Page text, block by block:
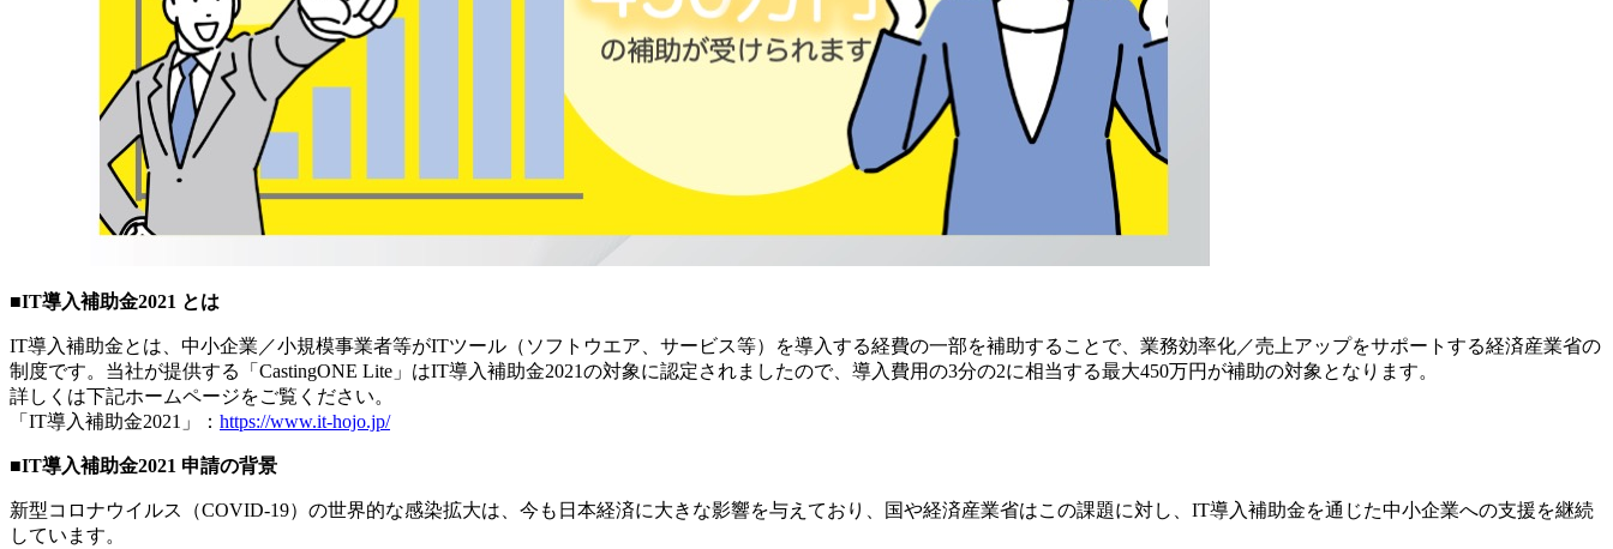
■IT導入補助金2021 とは
IT導入補助金とは、中小企業／小規模事業者等がITツール（ソフトウエア、サービス等）を導入する経費の一部を補助することで、業務効率化／売上アップをサポートする経済産業省の
制度です。当社が提供する「CastingONE Lite」はIT導入補助金2021の対象に認定されましたので、導入費用の3分の2に相当する最大450万円が補助の対象となります。
詳しくは下記ホームページをご覧ください。
「IT導入補助金2021」： https://www.it-hojo.jp/
■IT導入補助金2021 申請の背景
新型コロナウイルス（COVID-19）の世界的な感染拡大は、今も日本経済に大きな影響を与えており、国や経済産業省はこの課題に対し、IT導入補助金を通じた中小企業への支援を継続
しています。